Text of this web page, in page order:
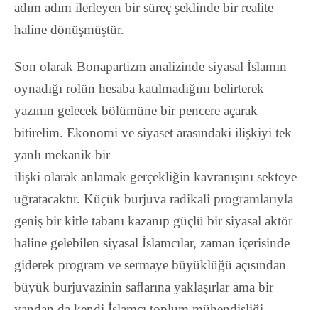
adım adım ilerleyen bir süreç şeklinde bir realite
haline dönüşmüştür.
Son olarak Bonapartizm analizinde siyasal İslamın
oynadığı rolün hesaba katılmadığını belirterek
yazının gelecek bölümüne bir pencere açarak
bitirelim. Ekonomi ve siyaset arasındaki ilişkiyi tek
yanlı mekanik bir
ilişki olarak anlamak gerçekliğin kavranışını sekteye
uğratacaktır. Küçük burjuva radikali programlarıyla
geniş bir kitle tabanı kazanıp güçlü bir siyasal aktör
haline gelebilen siyasal İslamcılar, zaman içerisinde
giderek program ve sermaye büyüklüğü açısından
büyük burjuvazinin saﬂarına yaklaşırlar ama bir